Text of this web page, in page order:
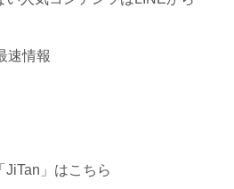
速情報
」はこちら